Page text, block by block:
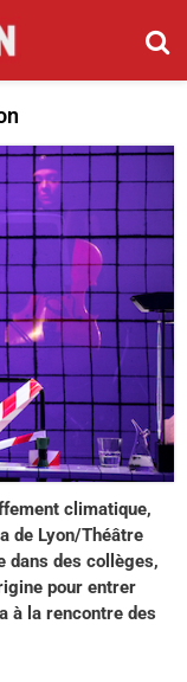
climatique,
de Lyon/Théâtre
dans des collèges,
pour entrer
à la rencontre des